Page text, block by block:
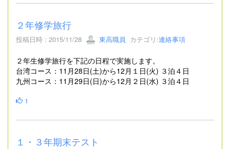
２年修学旅行
投稿日時 : 2015/11/28 東高職員 カテゴリ:連絡事項
２年生修学旅行を下記の日程で実施します。
台湾コース：11月28日(土)から12月１日(火) ３泊４日
九州コース：11月29日(日)から12月２日(水) ３泊４日
1
１・３年期末テスト